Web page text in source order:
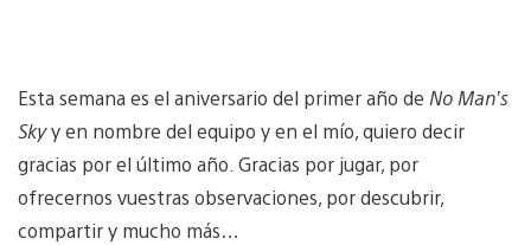
Esta semana es el aniversario del primer año de No Man’s
Skyy en nombre del equipo y en el mío, quiero decir
gracias por el último año. Gracias por jugar, por
ofrecernos vuestras observaciones, por descubrir,
compartir y mucho más…